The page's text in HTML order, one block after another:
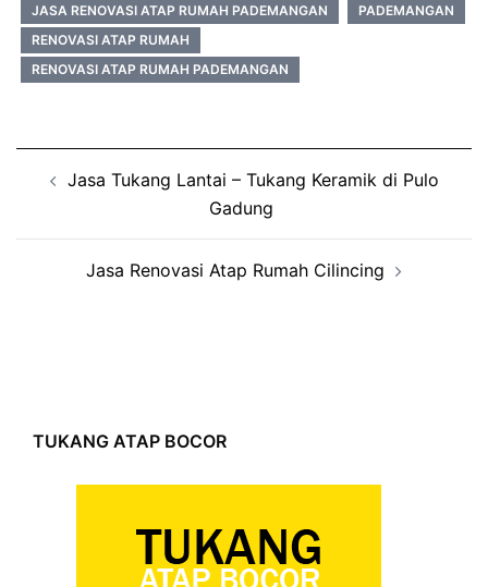
JASA RENOVASI ATAP RUMAH PADEMANGAN
PADEMANGAN
RENOVASI ATAP RUMAH
RENOVASI ATAP RUMAH PADEMANGAN
navigation
Jasa Tukang Lantai – Tukang Keramik di Pulo
Gadung
Jasa Renovasi Atap Rumah Cilincing
TUKANG ATAP BOCOR